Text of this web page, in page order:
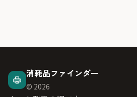
消耗品ファインダー
© 2026